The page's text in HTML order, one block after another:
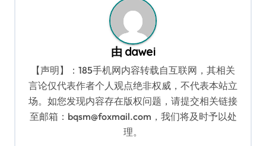
由 dawei
【声明】：185手机网内容转载自互联网，其相关
言论仅代表作者个人观点绝非权威，不代表本站立
场。如您发现内容存在版权问题，请提交相关链接
至邮箱：bqsm@foxmail.com，我们将及时予以处
理。